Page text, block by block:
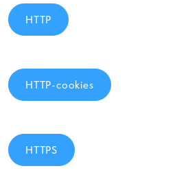
HTTP
HTTP-cookies
HTTPS